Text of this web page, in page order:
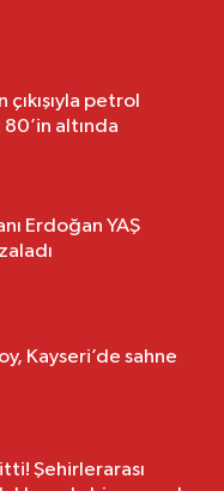
çıkışıyla petrol
80’in altında
Erdoğan YAŞ
Kayseri’de sahne
Şehirlerarası